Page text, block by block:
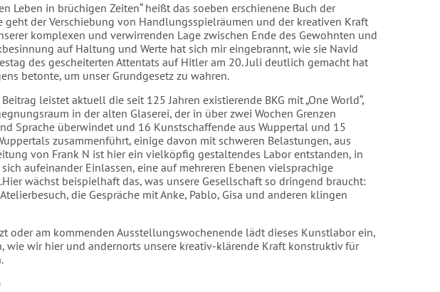
Leben in brüchigen Zeiten“ heißt das soeben erschienene Buch der
geht der Verschiebung von Handlungsspielräumen und der kreativen Kraft
komplexen und verwirrenden Lage zwischen Ende des Gewohnten und
auf Haltung und Werte hat sich mir eingebrannt, wie sie Navid
des gescheiterten Attentats auf Hitler am 20. Juli deutlich gemacht hat
betonte, um unser Grundgesetz zu wahren.
leistet aktuell die seit 125 Jahren existierende BKG mit „One World“,
in der alten Glaserei, der in über zwei Wochen Grenzen
Sprache überwindet und 16 Kunstschaffende aus Wuppertal und 15
zusammenführt, einige davon mit schweren Belastungen, aus
von Frank N ist hier ein vielköpfig gestaltendes Labor entstanden, in
aufeinander Einlassen, eine auf mehreren Ebenen vielsprachige
wächst beispielhaft das, was unsere Gesellschaft so dringend braucht:
die Gespräche mit Anke, Pablo, Gisa und anderen klingen
oder am kommenden Ausstellungswochenende lädt dieses Kunstlabor ein,
wie wir hier und andernorts unsere kreativ-klärende Kraft konstruktiv für